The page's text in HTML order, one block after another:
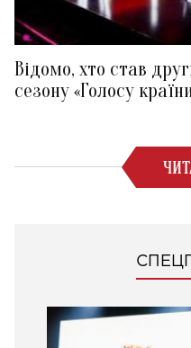
Відомо, хто став
сезону «Голосу